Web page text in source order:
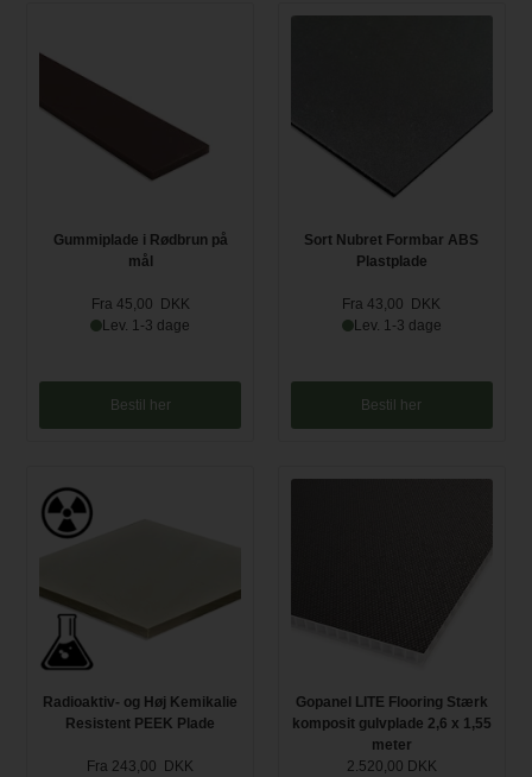
Gummiplade i Rødbrun på
mål
Fra 45,00 DKK
Lev. 1-3 dage
Bestil her
Sort Nubret Formbar ABS
PlastpIade
Fra 43,00 DKK
Lev. 1-3 dage
Bestil her
Radioaktiv- og Høj Kemikalie
Resistent PEEK Plade
Fra 243,00 DKK
Gopanel LITE Flooring Stærk
komposit gulvplade 2,6 x 1,55
meter
2.520,00 DKK